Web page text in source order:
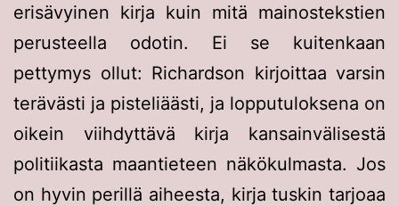
erisävyinen kirja kuin mitä mainostekstien
perusteella odotin. Ei se kuitenkaan
pettymys ollut: Richardson kirjoittaa varsin
terävästi ja pisteliäästi, ja lopputuloksena on
oikein viihdyttävä kirja kansainvälisestä
politiikasta maantieteen näkökulmasta. Jos
on hyvin perillä aiheesta, kirja tuskin tarjoaa